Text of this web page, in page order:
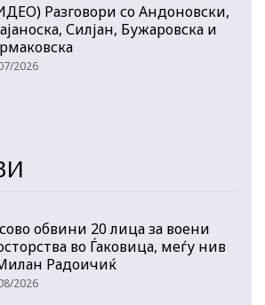
Разговори со Андоновски,
Силјан, Бужаровска и
2026
обвини 20 лица за воени
во Ѓаковица, меѓу нив
Радоичиќ
2026